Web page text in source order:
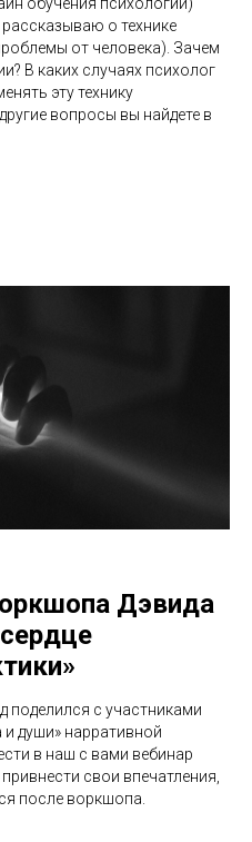
о технике
от человека). Зачем
В каких случаях психолог
эту технику
вопросы вы найдете в
Дэвида
поделился с участниками
души» нарративной
в наш с вами вебинар
свои впечатления,
после воркшопа.